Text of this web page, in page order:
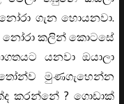
ගැන හොයනවා.
නෝරා කලින් කොටසේ
යනවා ඔයාලා
මුණගැහෙන්න
කරන්නේ ? ගොඩාක්